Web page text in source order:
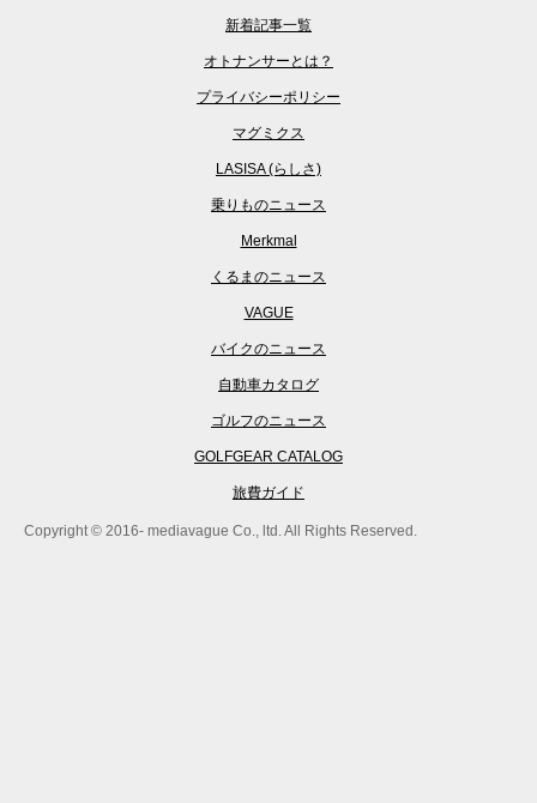
新着記事一覧
オトナンサーとは？
プライバシーポリシー
マグミクス
LASISA (らしさ)
乗りものニュース
Merkmal
くるまのニュース
VAGUE
バイクのニュース
自動車カタログ
ゴルフのニュース
GOLFGEAR CATALOG
旅費ガイド
Copyright © 2016- mediavague Co., ltd. All Rights Reserved.